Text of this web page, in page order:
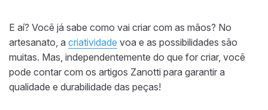
E aí? Você já sabe como vai criar com as mãos? No
artesanato, a criatividade voa e as possibilidades são
muitas. Mas, independentemente do que for criar, você
pode contar com os artigos Zanotti para garantir a
qualidade e durabilidade das peças!